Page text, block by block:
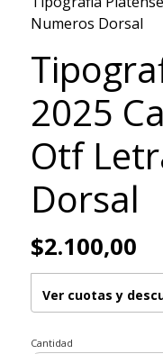
Numeros Dorsal
2025
Otf
Dorsal
$2.100,00
Ver cuotas y
Cantidad